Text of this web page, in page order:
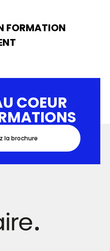
FORMATION
COEUR
la brochure